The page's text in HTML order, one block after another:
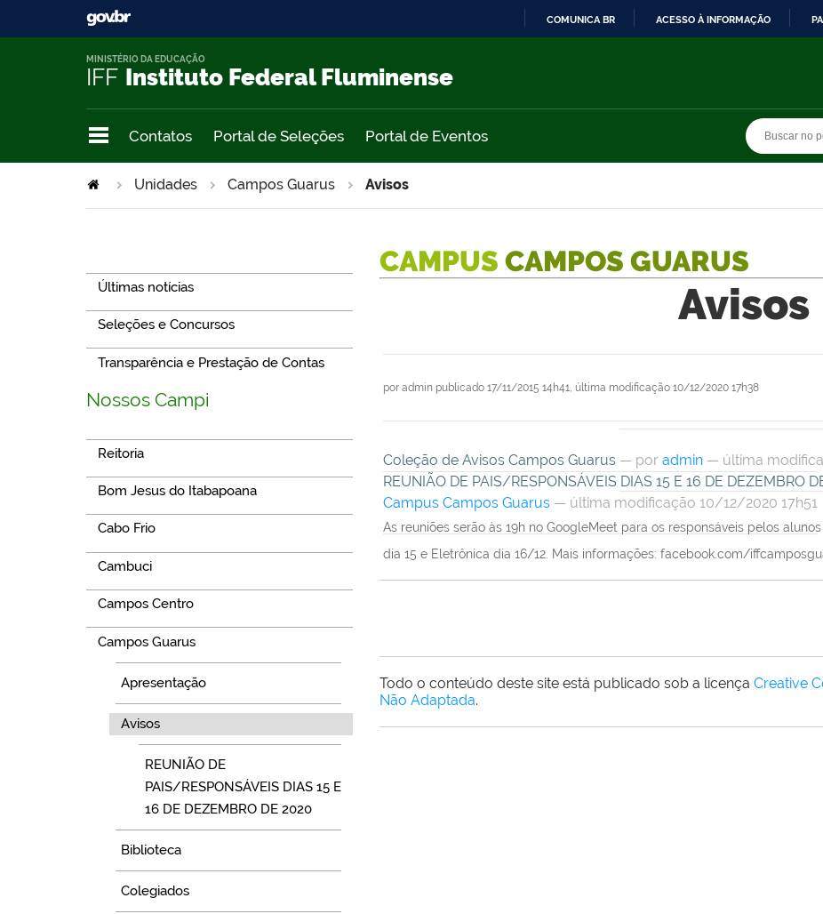
COMUNICA BR ACESSO À INFORMAÇÃO
IFF Instituto Federal Fluminense
MINISTÉRIO DA EDUCAÇÃO
Contatos Portal de Seleções Portal de Eventos
Unidades Campos Guarus Avisos
Últimas notícias
Seleções e Concursos
Transparência e Prestação de Contas
Nossos Campi
Reitoria
Bom Jesus do Itabapoana
Cabo Frio
Cambuci
Campos Centro
Campos Guarus
Apresentação
Avisos
REUNIÃO DE
PAIS/RESPONSÁVEIS DIAS 15 E
16 DE DEZEMBRO DE 2020
Biblioteca
Colegiados
CAMPUS CAMPOS GUARUS
Avisos
por admin publicado 17/11/2015 14h41, última modificação 10/12/2020 17h38
Coleção de Avisos Campos Guarus — por admin — última
REUNIÃO DE PAIS/RESPONSÁVEIS DIAS 15 E 16 DE DEZEMBRO
Campus Campos Guarus — última modificação 10/12/2020 17h51
As reuniões serão às 19h no GoogleMeet para os responsáveis pelos
dia 15 e Eletrônica dia 16/12. Mais informações: facebook.com/
Todo o conteúdo deste site está publicado sob a licença Creative
Não Adaptada.